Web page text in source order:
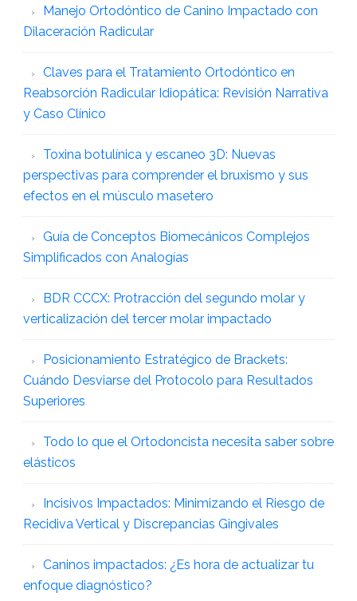
Manejo Ortodóntico de Canino Impactado con
Dilaceración Radicular
Claves para el Tratamiento Ortodóntico en
Reabsorción Radicular Idiopática: Revisión Narrativa
y Caso Clínico
Toxina botulínica y escaneo 3D: Nuevas
perspectivas para comprender el bruxismo y sus
efectos en el músculo masetero
Guía de Conceptos Biomecánicos Complejos
Simplificados con Analogías
BDR CCCX: Protracción del segundo molar y
verticalización del tercer molar impactado
Posicionamiento Estratégico de Brackets:
Cuándo Desviarse del Protocolo para Resultados
Superiores
Todo lo que el Ortodoncista necesita saber sobre
elásticos
Incisivos Impactados: Minimizando el Riesgo de
Recidiva Vertical y Discrepancias Gingivales
Caninos impactados: ¿Es hora de actualizar tu
enfoque diagnóstico?